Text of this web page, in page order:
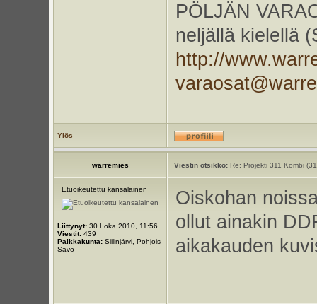
PÖLJÄN
neljällä kielellä
http://
Ylös
warremies Viestin otsikko:Re: Projekti 311 Kombi
Etuoikeutettu kansalainen
Liittynyt:30 Loka 2010, 11:56
Viestit:439
Paikkakunta:Siilinjärvi, Pohjois-
Savo
Oiskohan
ollut ainakin
aikakauden